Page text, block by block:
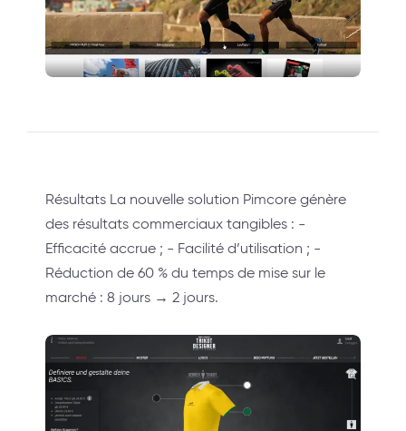
Résultats La nouvelle solution Pimcore génère
des résultats commerciaux tangibles : -
Efficacité accrue ; - Facilité d’utilisation ; -
Réduction de 60 % du temps de mise sur le
marché : 8 jours → 2 jours.